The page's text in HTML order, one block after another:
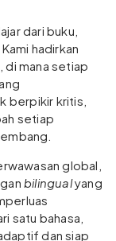
dari buku,
hadirkan
di mana setiap
berpikir kritis,
setiap
global,
bilingualyang
satu bahasa,
dan siap